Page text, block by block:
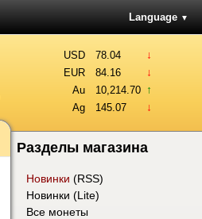
Language ▼
USD 78.04 ↓
EUR 84.16 ↓
Au 10,214.70 ↑
Ag 145.07 ↓
Разделы магазина
Новинки (RSS)
Новинки (Lite)
Все монеты